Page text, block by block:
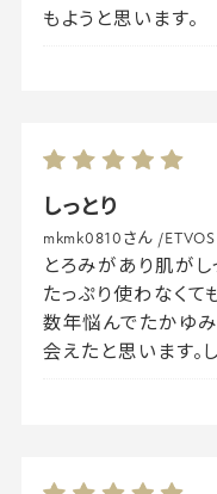
もようと思います。
しっとり
mkmk0810さん /
とろみがあり肌がし
たっぷり使わなくて
数年悩んでたかゆ
会えたと思います。